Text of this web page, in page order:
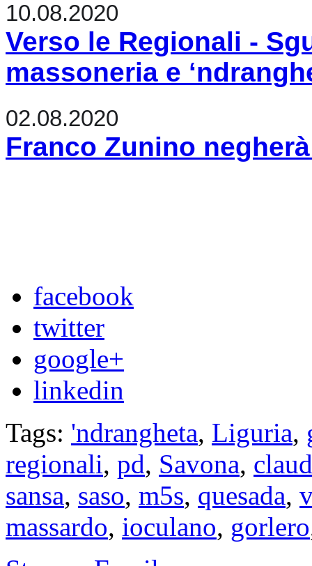
10.08.2020
Verso le Regionali -
massoneria e
02.08.2020
Franco Zunino
facebook
twitter
google+
linkedin
Tags: 'ndrangheta, Liguria,
regionali, pd, Savona,
sansa, saso, m5s, quesada,
massardo, ioculano, gorlero